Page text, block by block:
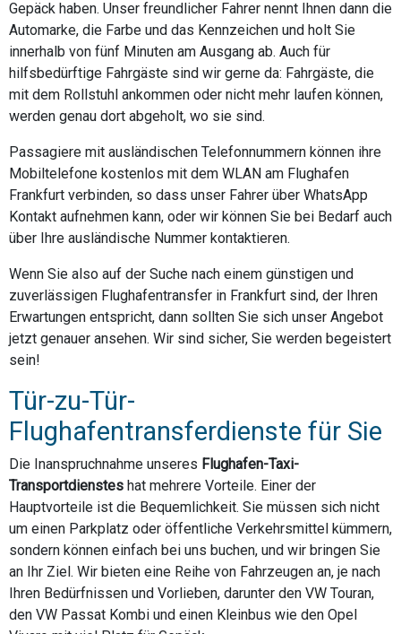
Gepäck haben. Unser freundlicher Fahrer nennt Ihnen dann die
Automarke, die Farbe und das Kennzeichen und holt Sie
innerhalb von fünf Minuten am Ausgang ab. Auch für
hilfsbedürftige Fahrgäste sind wir gerne da: Fahrgäste, die
mit dem Rollstuhl ankommen oder nicht mehr laufen können,
werden genau dort abgeholt, wo sie sind.
Passagiere mit ausländischen Telefonnummern können ihre
Mobiltelefone kostenlos mit dem WLAN am Flughafen
Frankfurt verbinden, so dass unser Fahrer über WhatsApp
Kontakt aufnehmen kann, oder wir können Sie bei Bedarf auch
über Ihre ausländische Nummer kontaktieren.
Wenn Sie also auf der Suche nach einem günstigen und
zuverlässigen Flughafentransfer in Frankfurt sind, der Ihren
Erwartungen entspricht, dann sollten Sie sich unser Angebot
jetzt genauer ansehen. Wir sind sicher, Sie werden begeistert
sein!
Tür-zu-Tür-
Flughafentransferdienste für Sie
Die Inanspruchnahme unseres Flughafen-Taxi-
Transportdienstes hat mehrere Vorteile. Einer der
Hauptvorteile ist die Bequemlichkeit. Sie müssen sich nicht
um einen Parkplatz oder öffentliche Verkehrsmittel kümmern,
sondern können einfach bei uns buchen, und wir bringen Sie
an Ihr Ziel. Wir bieten eine Reihe von Fahrzeugen an, je nach
Ihren Bedürfnissen und Vorlieben, darunter den VW Touran,
den VW Passat Kombi und einen Kleinbus wie den Opel